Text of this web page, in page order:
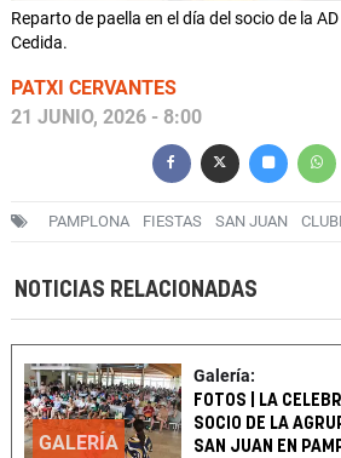
Reparto de paella en el día del socio de la
Cedida.
PATXI CERVANTES
21 JUNIO, 2026 - 8:00
PAMPLONA FIESTAS SAN JUAN
NOTICIAS RELACIONADAS
GALERÍA
Galería:
FOTOS | LA
SOCIO DE LA
SAN JUAN EN